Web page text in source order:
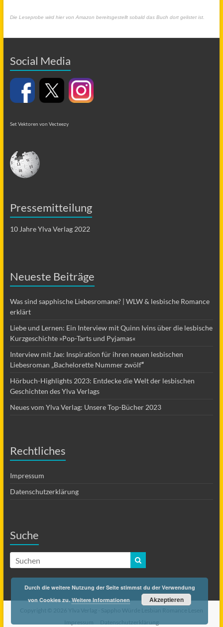
Die Leseprobe wird hier von Amazon bereitsgestellt sobald das Buch dort gelistet ist.
Social Media
Set Vektoren von Vecteezy
Pressemitteilung
10 Jahre Ylva Verlag 2022
Neueste Beiträge
Was sind sapphische Liebesromane? | WLW & lesbische Romance
erklärt
Liebe und Lernen: Ein Interview mit Quinn Ivins über die lesbische
Kurzgeschichte »Pop-Tarts und Pyjamas«
Interview mit Jae: Inspiration für ihren neuen lesbischen
Liebesroman „Bachelorette Nummer zwölf“
Hörbuch-Highlights 2023: Entdecke die Welt der lesbischen
Geschichten des Ylva Verlags
Neues vom Ylva Verlag: Unsere Top-Bücher 2023
Rechtliches
Impressum
Datenschutzerklärung
Suche
Durch die weitere Nutzung der Seite stimmst du der Verwendung
von Cookies zu.Weitere Informationen Akzeptieren